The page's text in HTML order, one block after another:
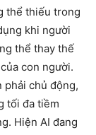
thể thiếu trong
khi người
thể thay thế
con người.
phải chủ động,
tối đa tiềm
Hiện AI đang